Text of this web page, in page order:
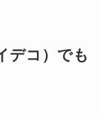
デコ）でも